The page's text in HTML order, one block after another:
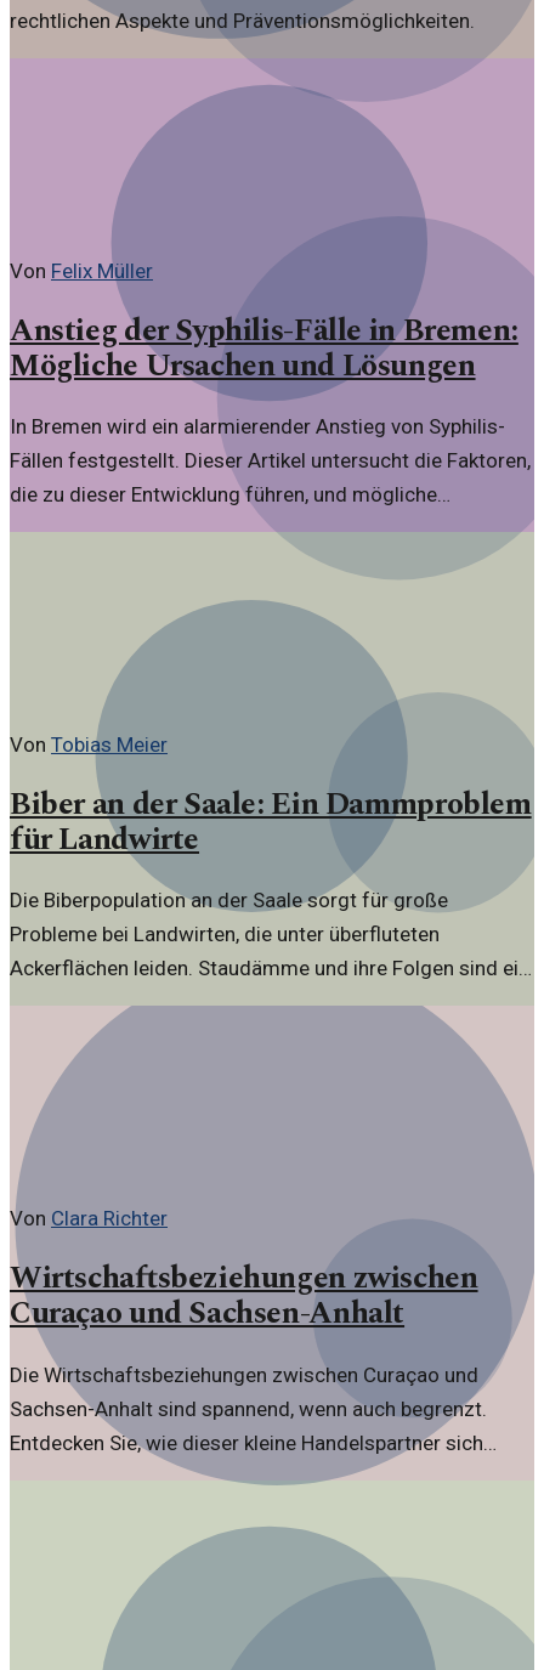
rechtlichen Aspekte und Präventionsmöglichkeiten.
Von Felix Müller
Anstieg der Syphilis-Fälle in Bremen:
Mögliche Ursachen und Lösungen
In Bremen wird ein alarmierender Anstieg von Syphilis-
Fällen festgestellt. Dieser Artikel untersucht die Faktoren,
die zu dieser Entwicklung führen, und mögliche
Maßnahmen zur Bekämpfung der Krankheit.
Von Tobias Meier
Biber an der Saale: Ein Dammproblem
für Landwirte
Die Biberpopulation an der Saale sorgt für große
Probleme bei Landwirten, die unter überfluteten
Ackerflächen leiden. Staudämme und ihre Folgen sind ein
aktuelles Thema.
Von Clara Richter
Wirtschaftsbeziehungen zwischen
Curaçao und Sachsen-Anhalt
Die Wirtschaftsbeziehungen zwischen Curaçao und
Sachsen-Anhalt sind spannend, wenn auch begrenzt.
Entdecken Sie, wie dieser kleine Handelspartner sich
entwickelt und was er für die Region bedeutet.